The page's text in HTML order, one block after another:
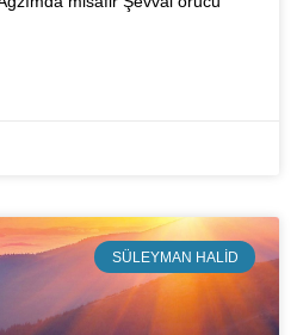
SÜLEYMAN HALID